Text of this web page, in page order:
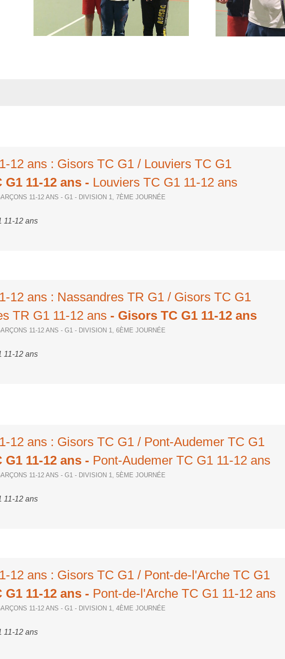
12 ans : Gisors TC G1 / Louviers TC G1
G1 11-12 ans - Louviers TC G1 11-12 ans
11-12 ANS - G1 - DIVISION 1, 7ÈME JOURNÉE
11-12 ans
12 ans : Nassandres TR G1 / Gisors TC G1
TR G1 11-12 ans - Gisors TC G1 11-12 ans
11-12 ANS - G1 - DIVISION 1, 6ÈME JOURNÉE
11-12 ans
12 ans : Gisors TC G1 / Pont-Audemer TC G1
G1 11-12 ans - Pont-Audemer TC G1 11-12 ans
11-12 ANS - G1 - DIVISION 1, 5ÈME JOURNÉE
11-12 ans
12 ans : Gisors TC G1 / Pont-de-l'Arche TC G1
G1 11-12 ans - Pont-de-l'Arche TC G1 11-12 ans
11-12 ANS - G1 - DIVISION 1, 4ÈME JOURNÉE
11-12 ans